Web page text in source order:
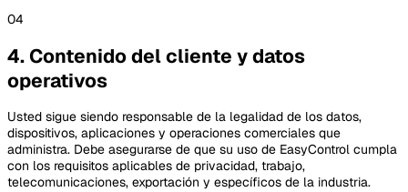
04
4. Contenido del cliente y datos
operativos
Usted sigue siendo responsable de la legalidad de los datos,
dispositivos, aplicaciones y operaciones comerciales que
administra. Debe asegurarse de que su uso de EasyControl cumpla
con los requisitos aplicables de privacidad, trabajo,
telecomunicaciones, exportación y específicos de la industria.